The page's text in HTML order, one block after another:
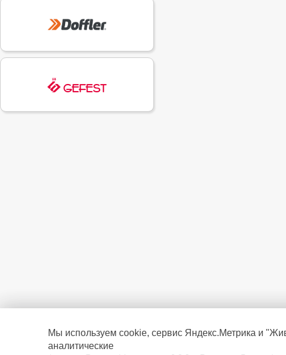
Мы используем cookie, сервис Яндекс.Метрика и
аналитические